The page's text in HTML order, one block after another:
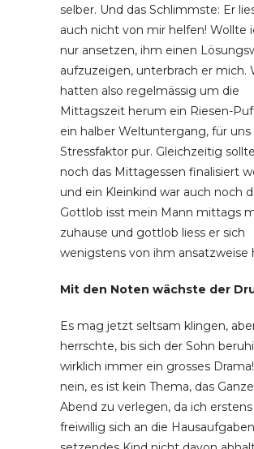
selber. Und das Schlimmste: Er
auch nicht von mir helfen! Wollte
nur ansetzen, ihm einen
aufzuzeigen, unterbrach er mich.
hatten also regelmässig um die
Mittagszeit herum ein Riesen-
ein halber Weltuntergang, für uns
Stressfaktor pur. Gleichzeitig
noch das Mittagessen finalisiert
und ein Kleinkind war auch noch
Gottlob isst mein Mann mittags
zuhause und gottlob liess er sich
wenigstens von ihm ansatzweise
Mit den Noten wächste der
Es mag jetzt seltsam klingen,
herrschte, bis sich der Sohn
wirklich immer ein grosses
nein, es ist kein Thema, das
Abend zu verlegen, da ich
freiwillig sich an die Hausaufgaben